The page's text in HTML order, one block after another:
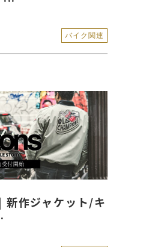
バイク関連
作ジャケット/キ